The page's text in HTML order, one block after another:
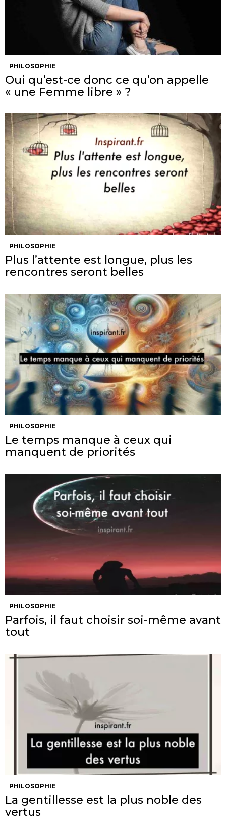
PHILOSOPHIE
Oui qu’est-ce donc ce qu’on appelle
« une Femme libre » ?
PHILOSOPHIE
Plus l’attente est longue, plus les
rencontres seront belles
PHILOSOPHIE
Le temps manque à ceux qui
manquent de priorités
PHILOSOPHIE
Parfois, il faut choisir soi-même avant
tout
PHILOSOPHIE
La gentillesse est la plus noble des
vertus